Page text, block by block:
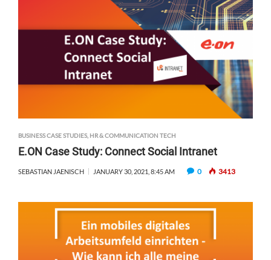
BUSINESS CASE STUDIES, HR & COMMUNICATION TECH
E.ON Case Study: Connect Social Intranet
SEBASTIAN JAENISCH JANUARY 30, 2021, 8:45 AM 0 3413